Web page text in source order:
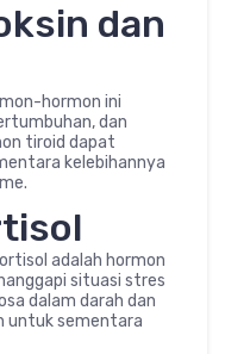
dan
hormon ini
dan
tiroid dapat
kelebihannya
adalah hormon
situasi stres
dalam darah dan
untuk sementara